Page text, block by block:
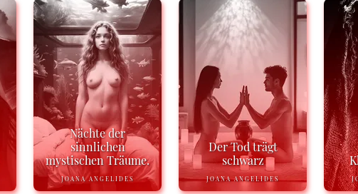
Nächte der
sinnlichen
mystischen Träume.
JOANA ANGELIDES
Der Tod trägt
schwarz
JOANA ANGELIDES